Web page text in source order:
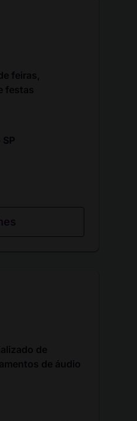
feiras,
festas
de
de áudio